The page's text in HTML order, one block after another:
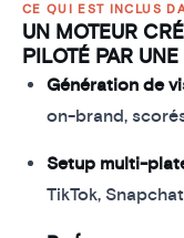
CE QUI EST INCLUS
UN MOTEUR
PILOTÉ PAR
Génération de
on-brand,
Setup multi-
TikTok,